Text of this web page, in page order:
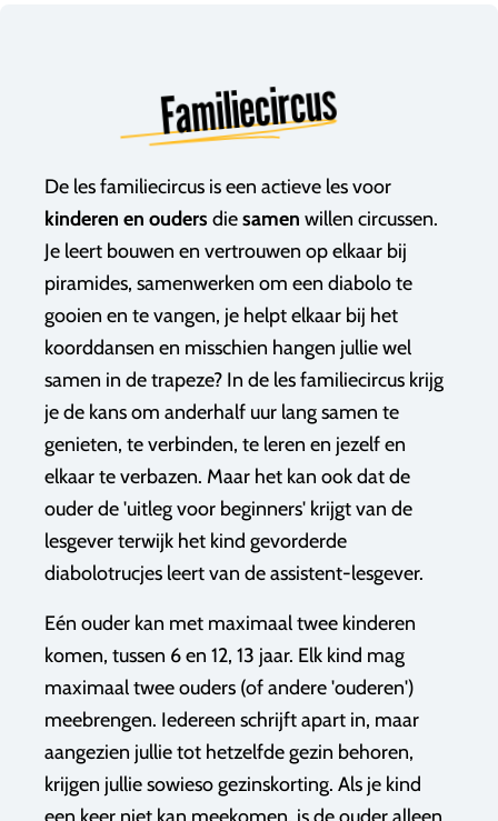
Familiecircus
De les familiecircus is een actieve les voor
kinderen en ouders diesamen willen circussen.
Je leert bouwen en vertrouwen op elkaar bij
piramides, samenwerken om een diabolo te
gooien en te vangen, je helpt elkaar bij het
koorddansen en misschien hangen jullie wel
samen in de trapeze? In de les familiecircus krijg
je de kans om anderhalf uur lang samen te
genieten, te verbinden, te leren en jezelf en
elkaar te verbazen. Maar het kan ook dat de
ouder de 'uitleg voor beginners' krijgt van de
lesgever terwijk het kind gevorderde
diabolotrucjes leert van de assistent-lesgever.
Eén ouder kan met maximaal twee kinderen
komen, tussen 6 en 12, 13 jaar. Elk kind mag
maximaal twee ouders (of andere 'ouderen')
meebrengen. Iedereen schrijft apart in, maar
aangezien jullie tot hetzelfde gezin behoren,
krijgen jullie sowieso gezinskorting. Als je kind